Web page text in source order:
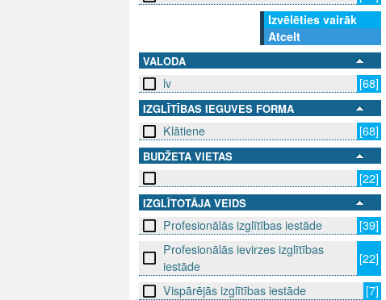
Izvēlēties vairāk
Atcelt
VALODA
lv [68]
IZGLĪTĪBAS IEGUVES FORMA
Klātiene [68]
BUDŽETA VIETAS
[22]
IZGLĪTOTĀJA VEIDS
Profesionālās izglītības iestāde
[39]
Profesionālās ievirzes izglītības
iestāde
[22]
Vispārējās izglītības iestāde
[7]